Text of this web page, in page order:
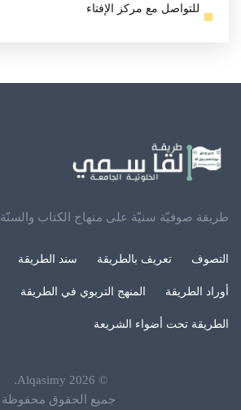
للتواصل مع مركز الإفتاء
طريقة صوفيّة سنيّة على منهاج الكتاب والسنّة
التصوف تعريف بالطريقة سند الطريقة
أوراد الطريقة المنهج التربوي في الطريقة
الطريقة تحت أضواء الشريعة
©
2026
Alqasimy
.
جميع الحقوق محفوظة